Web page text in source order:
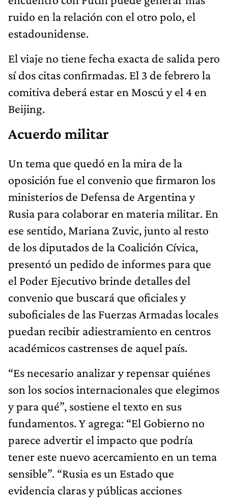
ruido en la relación con el otro polo, el
estadounidense.
El viaje no tiene fecha exacta de salida pero
sí dos citas confirmadas. El 3 de febrero la
comitiva deberá estar en Moscú y el 4 en
Beijing.
Acuerdo militar
Un tema que quedó en la mira de la
oposición fue el convenio que firmaron los
ministerios de Defensa de Argentina y
Rusia para colaborar en materia militar. En
ese sentido, Mariana Zuvic, junto al resto
de los diputados de la Coalición Cívica,
presentó un pedido de informes para que
el Poder Ejecutivo brinde detalles del
convenio que buscará que oficiales y
suboficiales de las Fuerzas Armadas locales
puedan recibir adiestramiento en centros
académicos castrenses de aquel país.
“Es necesario analizar y repensar quiénes
son los socios internacionales que elegimos
y para qué”, sostiene el texto en sus
fundamentos. Y agrega: “El Gobierno no
parece advertir el impacto que podría
tener este nuevo acercamiento en un tema
sensible”. “Rusia es un Estado que
evidencia claras y públicas acciones